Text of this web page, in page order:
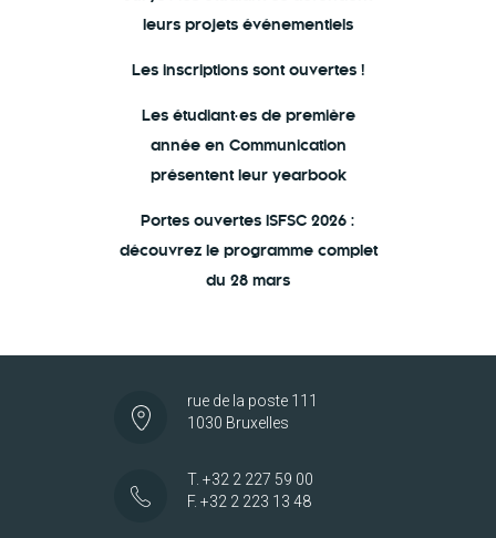
leurs projets événementiels
Les inscriptions sont ouvertes !
Les étudiant·es de première
année en Communication
présentent leur yearbook
Portes ouvertes ISFSC 2026 :
découvrez le programme complet
du 28 mars
rue de la poste 111
1030 Bruxelles
T. +32 2 227 59 00
F. +32 2 223 13 48